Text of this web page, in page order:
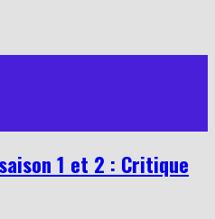
1 et 2 : Critique